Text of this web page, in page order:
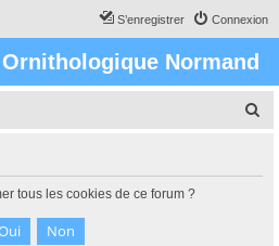
Connexion
S’enregistrer
Normand
tous les cookies de ce forum ?